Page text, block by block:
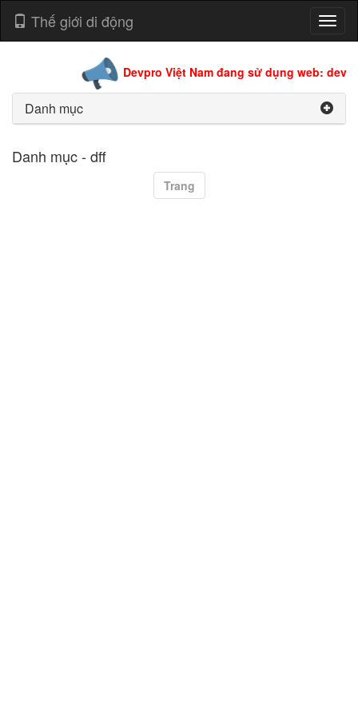
Thế giới di động
Devpro Việt Nam đang sử dụng web:
Danh mục
Danh mục - dff
Trang